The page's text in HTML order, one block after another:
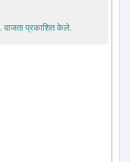
. वाजता प्रकाशित केले.